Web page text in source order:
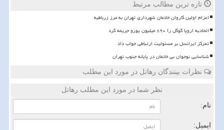
تازه ترین مطالب مرتبط
اعزام اولین کاروان خادمان شهرداری تهران به مرز زرباطیه
اتحادیه اروپا گوگل را ۸۹۰ میلیون یورو جریمه کرد
تمرکز ایرانسل بر مسئولیت ارتباطی جواب داد
شناسایی نوجوان بی خانمان در پایانه جنوب تهران
نظرات بینندگان رهاتل در مورد این مطلب
نظر شما در مورد این مطلب رهاتل
نام:
ایمیل: